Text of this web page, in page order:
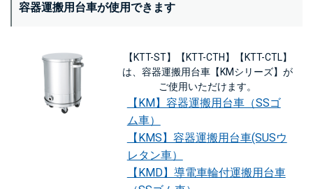
容器運搬用台車が使用できます
【KTT-ST】【KTT-CTH】【KTT-CTL】
は、容器運搬用台車【KMシリーズ】が
ご使用いただけます。
【KM】容器運搬用台車（SSゴ
ム車）
【KMS】容器運搬用台車(SUSウ
レタン車）
【KMD】導電車輪付運搬用台車